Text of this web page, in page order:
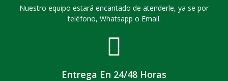
Nuestro equipo estará encantado de atenderle, ya se por
teléfono, Whatsapp o Email.
Entrega En 24/48 Horas